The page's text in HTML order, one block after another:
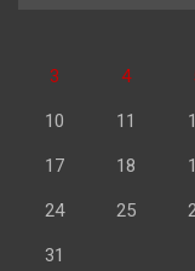
3 4
10 11
17 18
24 25
31